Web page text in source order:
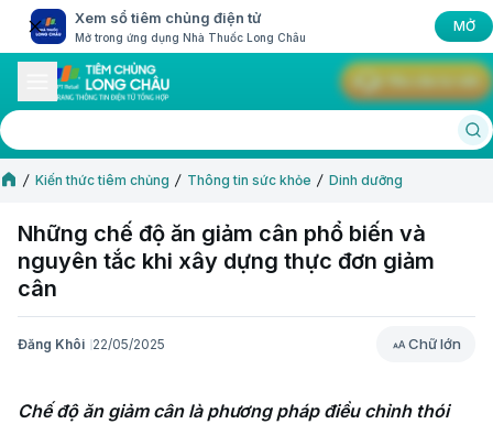
Xem sổ tiêm chủng điện tử
Mở trong ứng dụng Nhà Thuốc Long Châu
MỞ
Kiến thức tiêm chủng Thông tin sức khỏe Dinh dưỡng
Những chế độ ăn giảm cân phổ biến và
nguyên tắc khi xây dựng thực đơn giảm
cân
Đăng Khôi 22/05/2025 Chữ lớn
Chữ lớn
Chế độ ăn giảm cân là phương pháp điều chỉnh thói